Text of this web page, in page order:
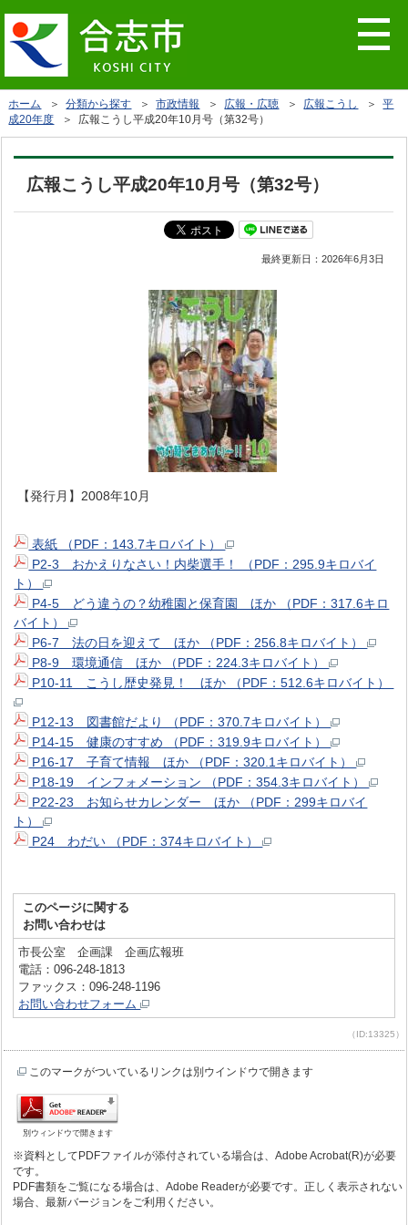
ホーム ＞分類から探す ＞市政情報 ＞ 広報・広聴 ＞ 広報こうし ＞平
成20年度 ＞ 広報こうし平成20年10月号（第32号）
広報こうし平成20年10月号（第32号）
最終更新日：2026年6月3日
【発行月】2008年10月
表紙 （PDF：143.7キロバイト）
P2-3 おかえりなさい！内柴選手！ （PDF：295.9キロバイ
ト）
P4-5 どう違うの？幼稚園と保育園 ほか （PDF：317.6キロ
バイト）
P6-7 法の日を迎えて ほか （PDF：256.8キロバイト）
P8-9 環境通信 ほか （PDF：224.3キロバイト）
P10-11 こうし歴史発見！ ほか （PDF：512.6キロバイト）
P12-13 図書館だより （PDF：370.7キロバイト）
P14-15 健康のすすめ （PDF：319.9キロバイト）
P16-17 子育て情報 ほか （PDF：320.1キロバイト）
P18-19 インフォメーション （PDF：354.3キロバイト）
P22-23 お知らせカレンダー ほか （PDF：299キロバイ
ト）
P24 わだい （PDF：374キロバイト）
このページに関する
お問い合わせは
市長公室 企画課 企画広報班
電話：096-248-1813
ファックス：096-248-1196
お問い合わせフォーム
（ID:13325）
このマークがついているリンクは別ウインドウで開きます
別ウィンドウで開きます
※資料としてPDFファイルが添付されている場合は、Adobe Acrobat(R)が必要
です。
PDF書類をご覧になる場合は、Adobe Readerが必要です。正しく表示されない
場合、最新バージョンをご利用ください。